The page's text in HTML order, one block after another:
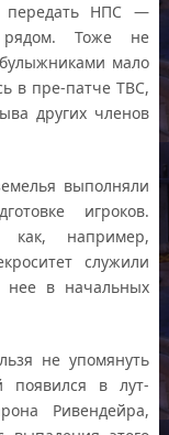
передать НПС —
рядом. Тоже не
мало
в пре-патче ТВС,
других членов
выполняли
игроков.
как, например,
служили
нее в начальных
не упомянуть
появился в лут-
Ривендейра,